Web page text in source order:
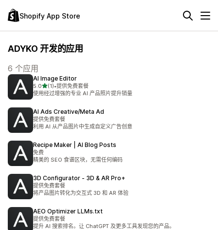
Shopify App Store
ADYKO 开发的应用
6 个应用
AI Image Editor
5.0星（满分 5 星）
(1)
总共 1 条评论
•提供免费套餐
使用经过增强的专业 AI 产品照片提升销量
AI Ads Creative/Meta Ad
提供免费套餐
利用 AI 从产品图片中生成自定义广告创意
Recipe Maker | AI Blog Posts
免费
精美的 SEO 食谱区块，无需任何编码
3D Configurator ‑ 3D & AR Pro+
提供免费套餐
将产品图片转化为交互式 3D 和 AR 体验
AEO Optimizer LLMs.txt
提供免费套餐
提升 AI 搜索排名。让 ChatGPT 及更多工具发现您的产品。